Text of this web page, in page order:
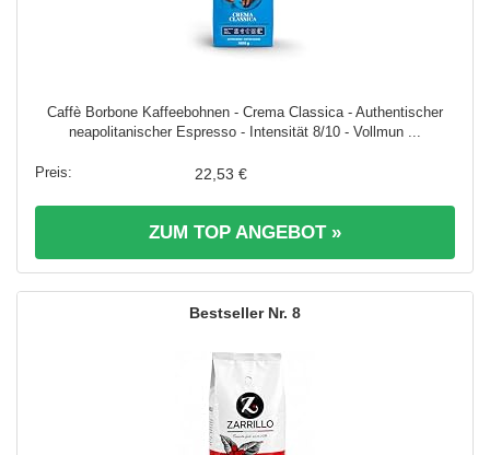
Caffè Borbone Kaffeebohnen - Crema Classica - Authentischer
neapolitanischer Espresso - Intensität 8/10 - Vollmun ...
22,53 €
ZUM TOP ANGEBOT »
8